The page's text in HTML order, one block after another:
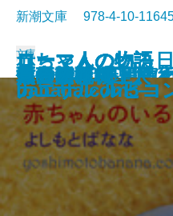
悪人正機
悪魔の羽根
文豪ナビ 芥川龍
文豪ナビ 三島由
文豪ナビ 夏目漱
まぶた
ローマ人の物語
マーナ〔上〕―
ローマ人の物語
マーナ〔中〕―
ローマ人の物語
マーナ〔下〕―
目覚めよと人魚
新潮文庫 978-4-10-
文庫
赤ちゃんのいる
banana.com5―
体の贈り物
面白南極料理人
信長燃ゆ〔上〕
信長燃ゆ〔下〕
魚の棲む城
ローマ人の物語
カエサル ルビコ
ローマ人の物語
カエサル ルビコ
ローマ人の物語
カエサル ルビコ
真昼の花